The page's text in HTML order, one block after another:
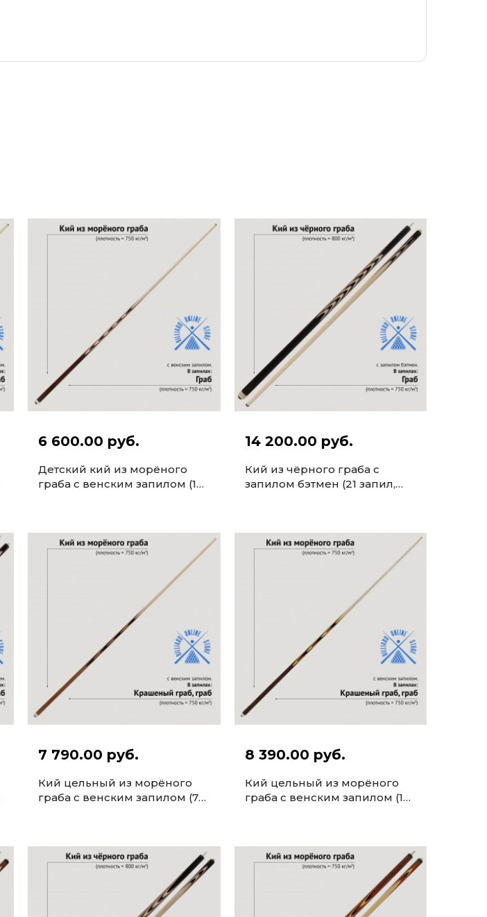
6 600.00 руб.
Детский кий из морёного
граба с венским запилом (10
14 200.00 руб.
Кий из чёрного граба с
запилом бэтмен (21 запил,
7 790.00 руб.
Кий цельный из морёного
граба с венским запилом (7
8 390.00 руб.
Кий цельный из морёного
граба с венским запилом (10